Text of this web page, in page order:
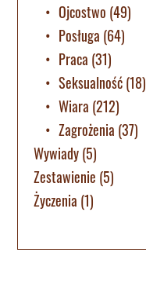
Ojcostwo (49)
Posługa (64)
Praca (31)
Seksualność(18)
Wiara (212)
Zagrożenia (37)
Wywiady(5)
Zestawienie (5)
Życzenia (1)